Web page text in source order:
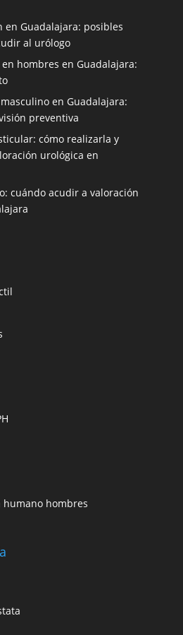
en Guadalajara: posibles
al urólogo
hombres en Guadalajara:
en Guadalajara:
preventiva
cómo realizarla y
urológica en
cuándo acudir a valoración
hombres